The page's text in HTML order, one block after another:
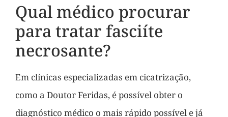
Qual médico procurar
para tratar fasciíte
necrosante?
Em clínicas especializadas em cicatrização,
como a Doutor Feridas, é possível obter o
diagnóstico médico o mais rápido possível e já